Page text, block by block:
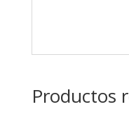
Productos